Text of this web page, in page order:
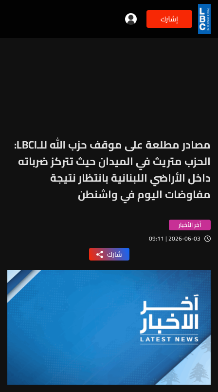
إشترك
مصادر مطلعة على موقف حزب الله للـLBCI:
الحزب متريث في الميدان حيث تتركز ضرباته
داخل الأراضي اللبنانية بانتظار نتيجة
مفاوضات اليوم في واشنطن
آخر الأخبار
2026-06-03 | 09:11
شارك